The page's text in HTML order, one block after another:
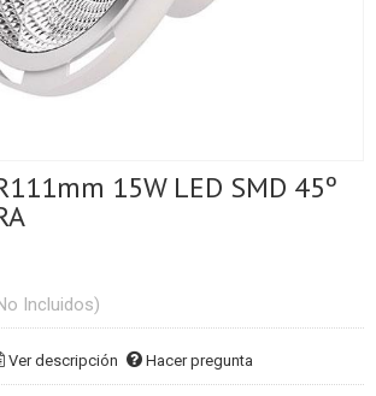
15W LED SMD 45º
Incluidos)
Ver descripción Hacer pregunta